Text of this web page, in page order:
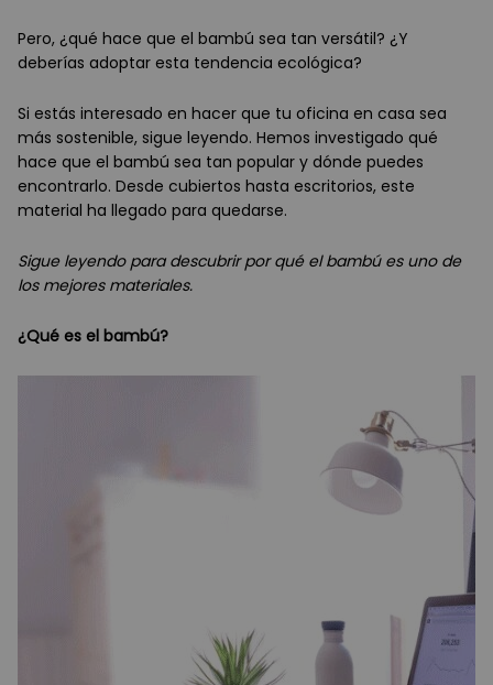
Pero, ¿qué hace que el bambú sea tan versátil? ¿Y
deberías adoptar esta tendencia ecológica?
Si estás interesado en hacer que tu oficina en casa sea
más sostenible, sigue leyendo. Hemos investigado qué
hace que el bambú sea tan popular y dónde puedes
encontrarlo. Desde cubiertos hasta escritorios, este
material ha llegado para quedarse.
Sigue leyendo para descubrir por qué el bambú es uno de
los mejores materiales.
¿Qué es el bambú?